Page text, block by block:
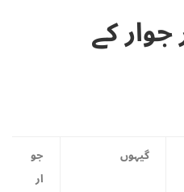
کے
گیہوں
جو
ار